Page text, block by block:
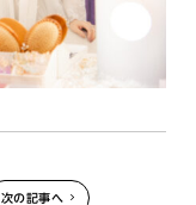
次の記事へ